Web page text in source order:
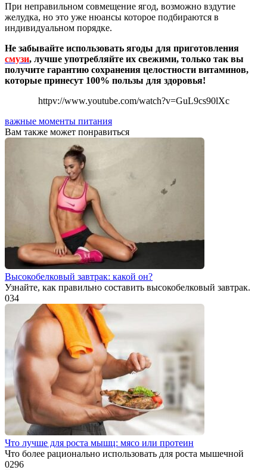
При неправильном совмещение ягод, возможно вздутие
желудка, но это уже нюансы которое подбираются в
индивидуальном порядке.
Не забывайте использовать ягоды для приготовления
смузи, лучше употребляйте их свежими, только так вы
получите гарантию сохранения целостности витаминов,
которые принесут 100% пользы для здоровья!
httpv://www.youtube.com/watch?v=GuL9cs90lXc
важные моменты питания
Вам также может понравиться
Высокобелковый завтрак: какой он?
Узнайте, как правильно составить высокобелковый завтрак.
034
Что лучше для роста мышц: мясо или протеин
Что более рационально использовать для роста мышечной
0296